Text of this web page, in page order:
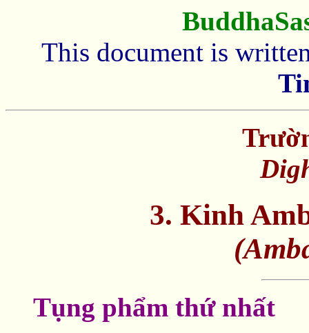
This document is
3. Kinh
Tụng phẩm thứ nhất